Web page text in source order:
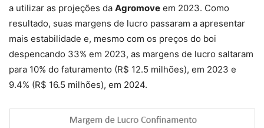
a utilizar as projeções da Agromove em 2023. Como
resultado, suas margens de lucro passaram a apresentar
mais estabilidade e, mesmo com os preços do boi
despencando 33% em 2023, as margens de lucro saltaram
para 10% do faturamento (R$ 12.5 milhões), em 2023 e
9.4% (R$ 16.5 milhões), em 2024.